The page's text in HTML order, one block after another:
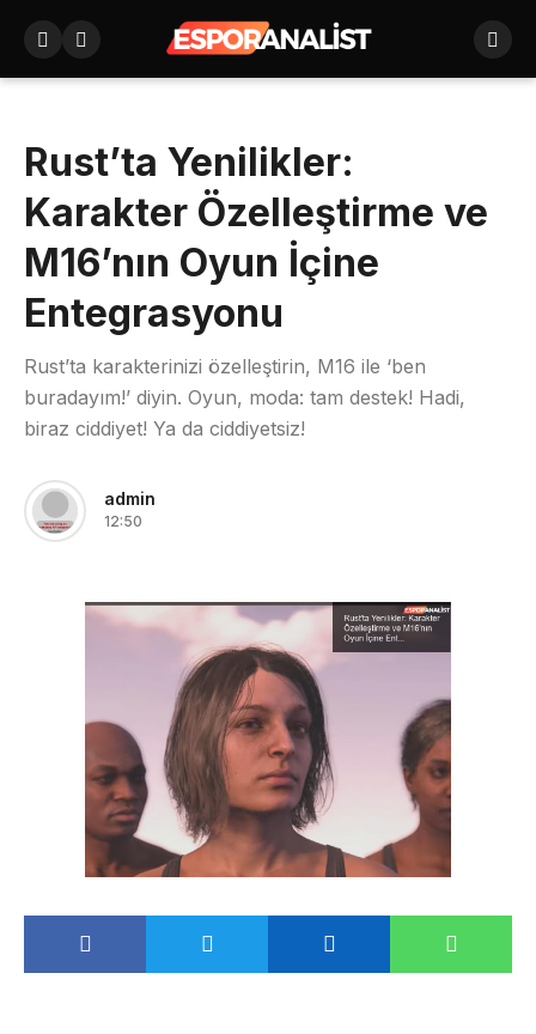
Rust’ta Yenilikler:
Karakter Özelleştirme ve
M16’nın Oyun İçine
Entegrasyonu
Rust’ta karakterinizi özelleştirin, M16 ile ‘ben
buradayım!’ diyin. Oyun, moda: tam destek! Hadi,
biraz ciddiyet! Ya da ciddiyetsiz!
admin
12:50